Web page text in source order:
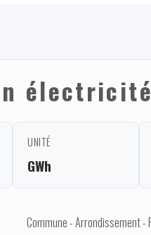
électricité
UNITÉ
GWh
Commune - Arrondissement -